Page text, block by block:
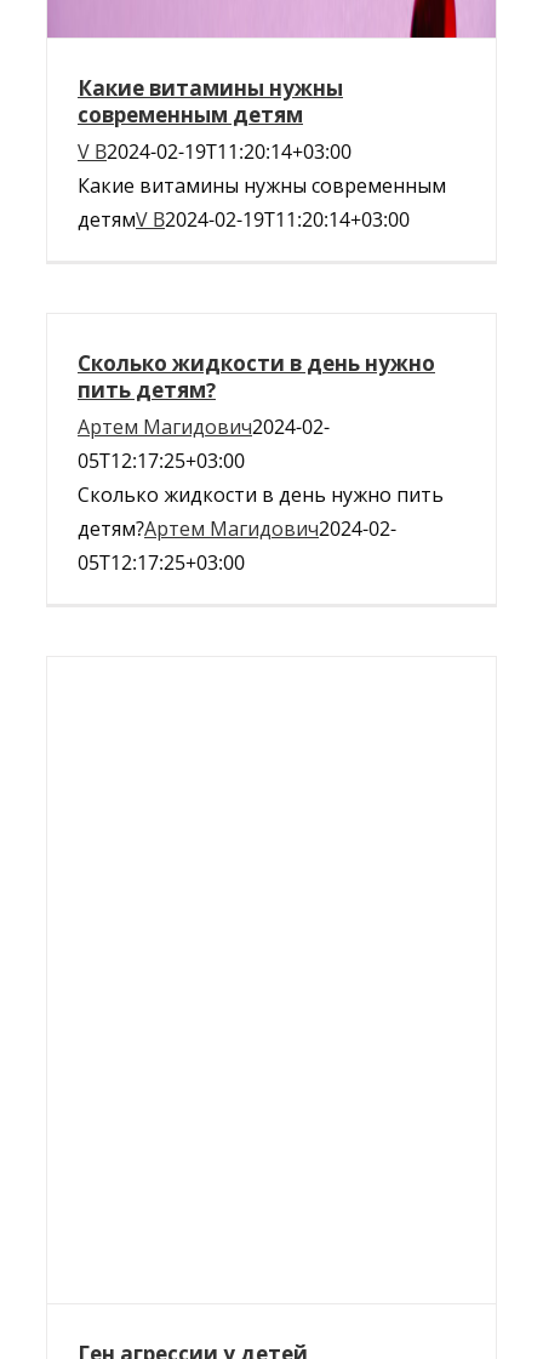
Какие витамины нужны
современным детям
V B2024-02-19T11:20:14+03:00
Какие витамины нужны современным
детямV B2024-02-19T11:20:14+03:00
Сколько жидкости в день нужно
пить детям?
Артем Магидович2024-02-
05T12:17:25+03:00
Сколько жидкости в день нужно пить
детям?Артем Магидович2024-02-
05T12:17:25+03:00